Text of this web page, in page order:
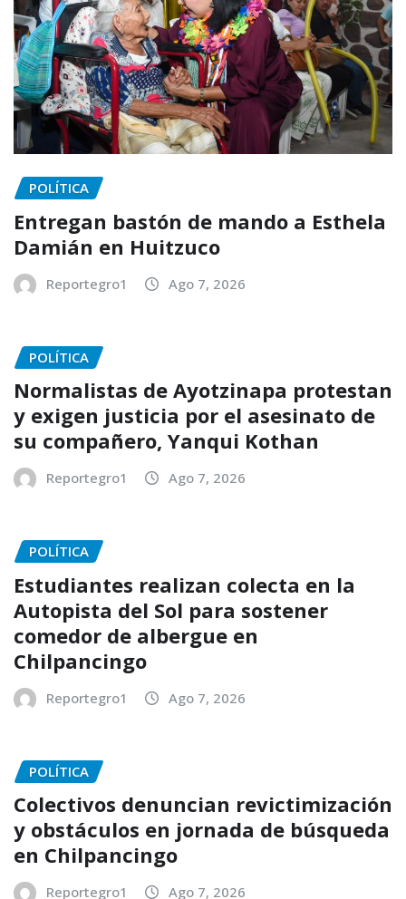
POLÍTICA
Entregan bastón de mando a Esthela
Damián en Huitzuco
Reportegro1 Ago 7, 2026
POLÍTICA
Normalistas de Ayotzinapa protestan
y exigen justicia por el asesinato de
su compañero, Yanqui Kothan
Reportegro1 Ago 7, 2026
POLÍTICA
Estudiantes realizan colecta en la
Autopista del Sol para sostener
comedor de albergue en
Chilpancingo
Reportegro1 Ago 7, 2026
POLÍTICA
Colectivos denuncian revictimización
y obstáculos en jornada de búsqueda
en Chilpancingo
Reportegro1 Ago 7, 2026